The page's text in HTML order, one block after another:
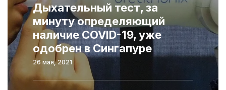
Дыхательный тест, за
минуту определяющий
наличие COVID-19, уже
одобрен в Сингапуре
26 мая, 2021